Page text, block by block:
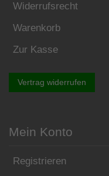
Widerrufsrecht
Warenkorb
Zur Kasse
Vertrag widerrufen
Mein Konto
Registrieren